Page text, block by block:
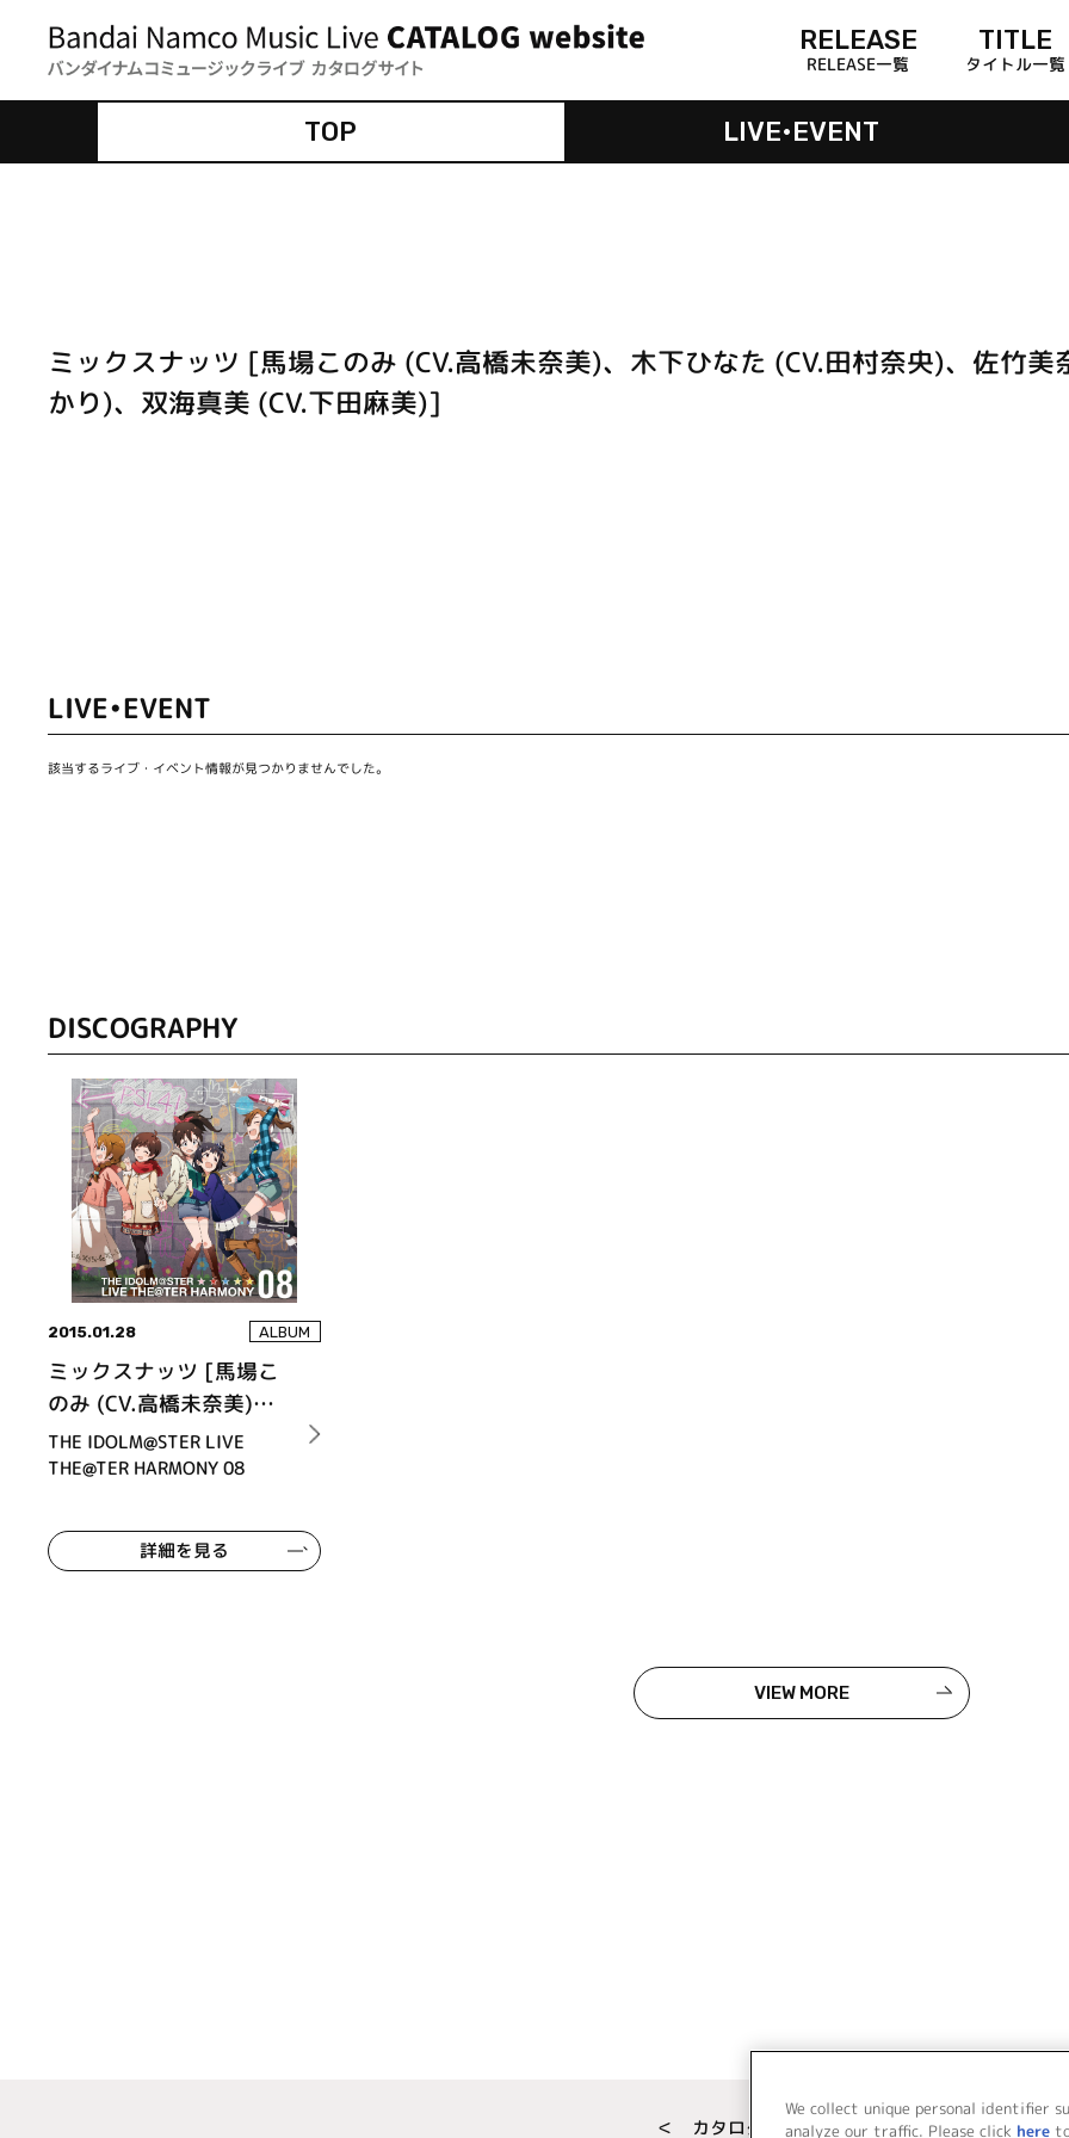
RELEASE
RELEASE一覧
TITLE
タイトル一覧
TOP LIVE•EVENT
ミックスナッツ [馬場このみ (CV.高橋未奈美)、木下ひなた (CV.田村奈央)、佐竹美
かり)、双海真美 (CV.下田麻美)]
LIVE•EVENT
該当するライブ・イベント情報が見つかりませんでした。
DISCOGRAPHY
2015.01.28 ALBUM
ミックスナッツ [馬場こ
のみ (CV.高橋未奈美)、
木下ひなた (CV.田村奈
央)、佐竹美奈子 (CV.大
嶋あかり)、双海真美
(CV.下田麻美)]
THE IDOLM@STER LIVE
THE@TER HARMONY 08
詳細を見る
VIEW MORE
＜ カタログサイト トップページへ
We collect unique personal identifier
analyze our traffic. Please click here